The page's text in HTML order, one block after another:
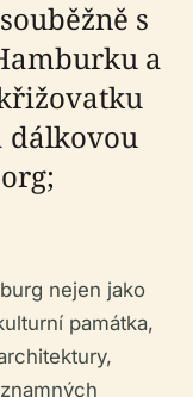
s
a
dálkovou
nejen jako
památka,